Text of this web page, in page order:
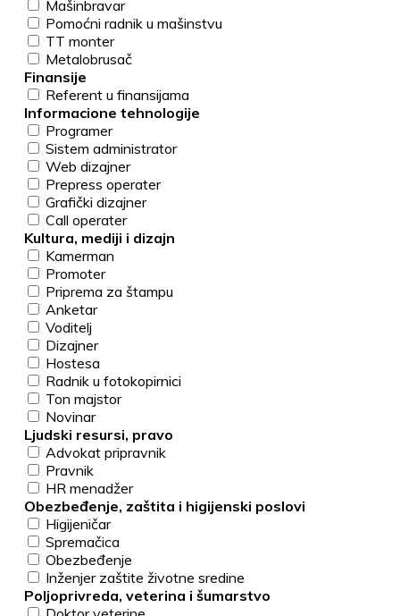
Mašinbravar
Pomoćni radnik u mašinstvu
TT monter
Metalobrusač
Finansije
Referent u finansijama
Informacione tehnologije
Programer
Sistem administrator
Web dizajner
Prepress operater
Grafički dizajner
Call operater
Kultura, mediji i dizajn
Kamerman
Promoter
Priprema za štampu
Anketar
Voditelj
Dizajner
Hostesa
Radnik u fotokopirnici
Ton majstor
Novinar
Ljudski resursi, pravo
Advokat pripravnik
Pravnik
HR menadžer
Obezbeđenje, zaštita i higijenski poslovi
Higijeničar
Spremačica
Obezbeđenje
Inženjer zaštite životne sredine
Poljoprivreda, veterina i šumarstvo